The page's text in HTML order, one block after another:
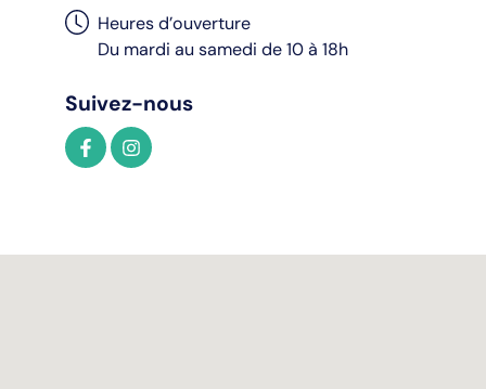
Heures d’ouverture
Du mardi au samedi de 10 à 18h
Suivez-nous